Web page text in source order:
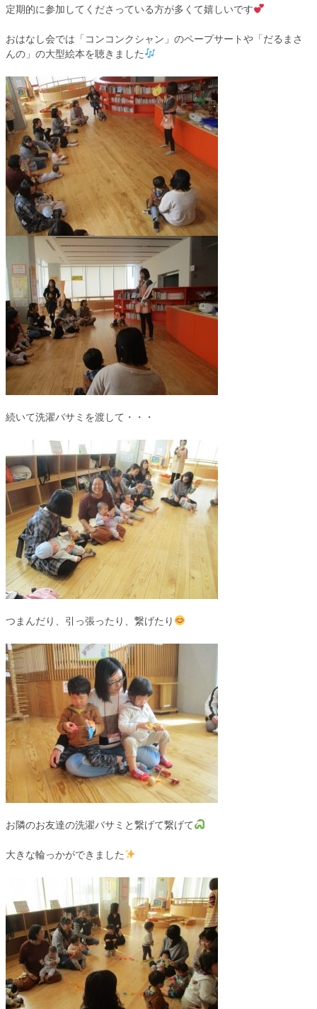
定期的に参加してくださっている方が多くて嬉しいです
おはなし会では「コンコンクシャン」のペープサートや「だるまさ
んの」の大型絵本を聴きました
続いて洗濯バサミを渡して・・・
つまんだり、引っ張ったり、繋げたり
お隣のお友達の洗濯バサミと繋げて繋げて
大きな輪っかができました